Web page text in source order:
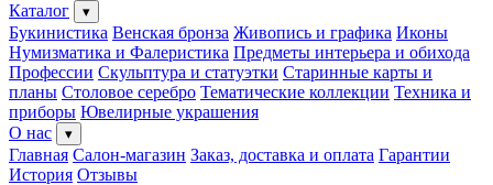
Каталог
▾
Букинистика Венская бронза Живопись и графика Иконы
Нумизматика и Фалеристика Предметы интерьера и обихода
Профессии Скульптура и статуэтки Старинные карты и
планы Столовое серебро Тематические коллекции Техника и
приборы Ювелирные украшения
О нас
▾
Главная Салон-магазин Заказ, доставка и оплата Гарантии
История Отзывы